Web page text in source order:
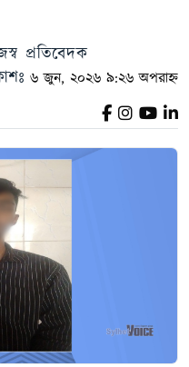
প্রতিবেদক
৬ জুন, ২০২৬ ৯:২৬ অপরাহ্ন